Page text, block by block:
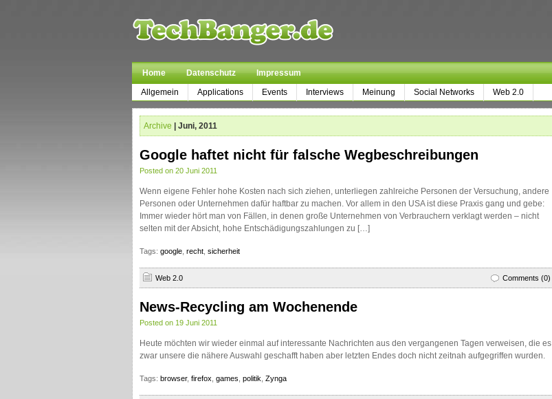
Home Datenschutz
Impressum
Allgemein
Applications Events Interviews Meinung Social Networks Web 2.0
Archive | Juni, 2011
Google haftet nicht für falsche Wegbeschreibungen
Posted on 20 Juni 2011
Wenn eigene Fehler hohe Kosten nach sich ziehen, unterliegen zahlreiche Personen der Versuchung, andere
Personen oder Unternehmen dafür haftbar zu machen. Vor allem in den USA ist diese Praxis gang und gebe:
Immer wieder hört man von Fällen, in denen große Unternehmen von Verbrauchern verklagt werden – nicht
selten mit der Absicht, hohe Entschädigungszahlungen zu […]
Tags: google recht sicherheit
Web 2.0 Comments (0)
News-Recycling am Wochenende
Posted on 19 Juni 2011
Heute möchten wir wieder einmal auf interessante Nachrichten aus den vergangenen Tagen verweisen, die es
zwar unsere die nähere Auswahl geschafft haben aber letzten Endes doch nicht zeitnah aufgegriffen wurden.
Tags: browser, firefox games politik Zynga